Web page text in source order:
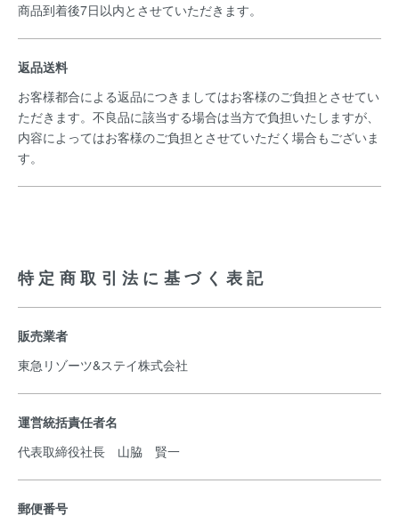
商品到着後7日以内とさせていただきます。
返品送料
お客様都合による返品につきましてはお客様のご負担とさせてい
ただきます。不良品に該当する場合は当方で負担いたしますが、
内容によってはお客様のご負担とさせていただく場合もございま
す。
特定商取引法に基づく表記
販売業者
東急リゾーツ&ステイ株式会社
運営統括責任者名
代表取締役社長 山脇 賢一
郵便番号